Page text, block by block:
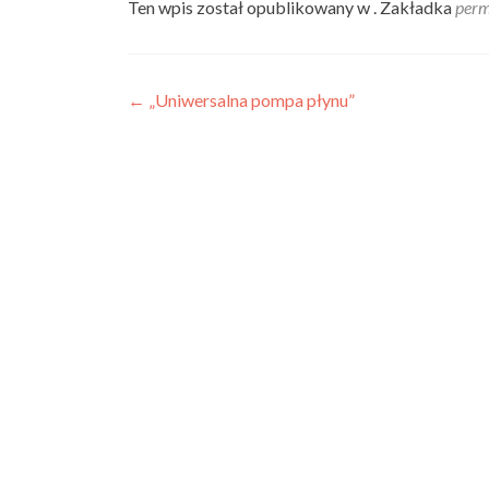
Ten wpis został opublikowany w . Zakładka
Nawigacja
← „Uniwersalna pompa płynu”